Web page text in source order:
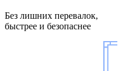
Без лишних перевалок,
быстрее и безопаснее